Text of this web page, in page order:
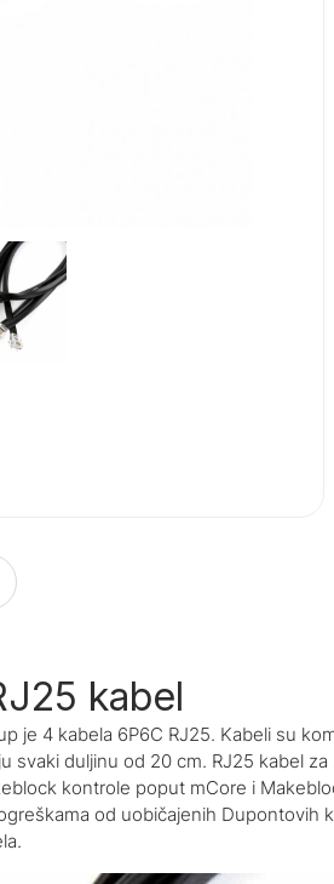
kabel
je 4 kabela 6P6C RJ25. Kabeli su
svaki duljinu od 20 cm. RJ25 kabel za
kontrole poput mCore i
od uobičajenih Dupontovih